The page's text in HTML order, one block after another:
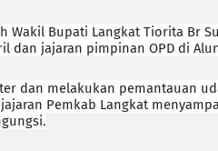
Wakil Bupati Langkat Tiorita Br
dan jajaran pimpinan OPD di
dan melakukan pemantauan
Pemkab Langkat